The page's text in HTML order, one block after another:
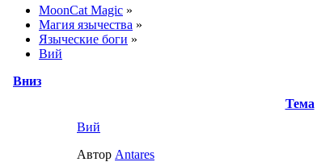
MoonCat Magic »
Магия язычества »
Языческие боги »
Вий
Вниз
Тема
Вий
Автор Antares